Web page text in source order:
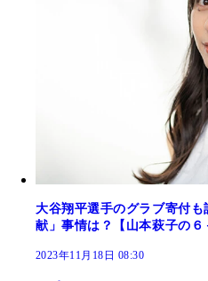
大谷翔平選手のグラブ寄付
献」事情は？【山本萩子の
2023年11月18日 08:30